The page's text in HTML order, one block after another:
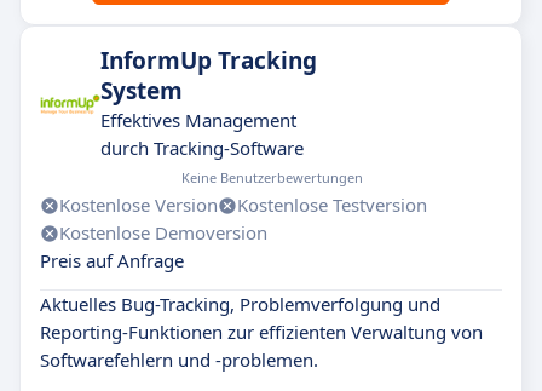
InformUp Tracking
System
Effektives Management
durch Tracking-Software
Keine Benutzerbewertungen
Kostenlose Version
Kostenlose Testversion
Kostenlose Demoversion
Preis auf Anfrage
Aktuelles Bug-Tracking, Problemverfolgung und
Reporting-Funktionen zur effizienten Verwaltung von
Softwarefehlern und -problemen.